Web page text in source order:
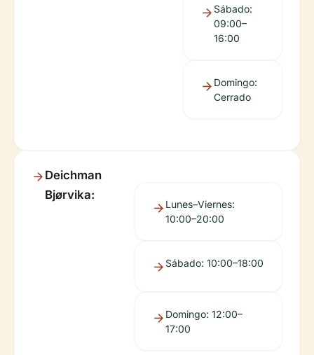
Sábado:
09:00–
16:00
Domingo:
Cerrado
Deichman
Bjørvika:
Lunes–Viernes:
10:00–20:00
Sábado: 10:00–18:00
Domingo: 12:00–
17:00